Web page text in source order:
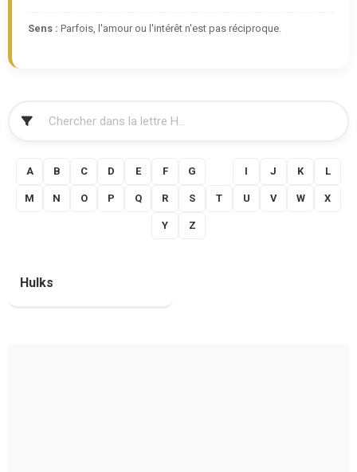
Sens : Parfois, l'amour ou l'intérêt n'est pas réciproque.
A B C D E F G I J K L
M N O P Q R S T U V W X
Y Z
Hulks